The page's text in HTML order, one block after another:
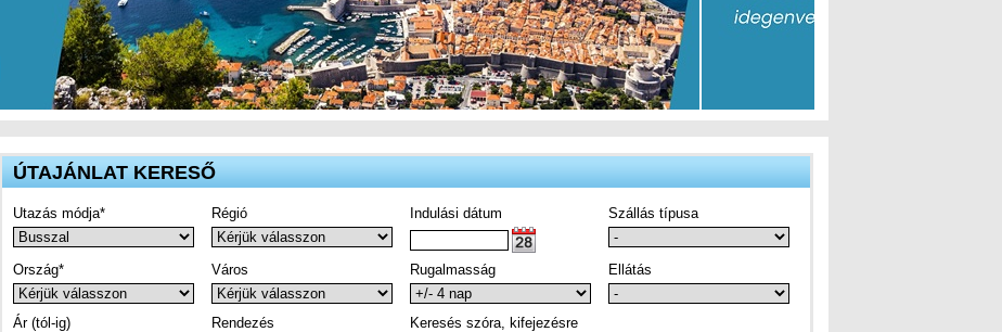
ÚTAJÁNLAT KERESŐ
Utazás módja* Régió Indulási dátum Szállás típusa
Ország* Város Rugalmasság Ellátás
Ár (tól-ig) Rendezés Keresés szóra, kifejezésre